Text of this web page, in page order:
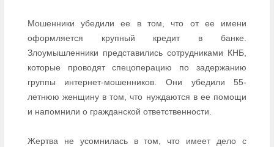
Мошенники убедили ее в том, что от ее имени
оформляется крупный кредит в банке.
Злоумышленники представились сотрудниками КНБ,
которые проводят спецоперацию по задержанию
группы интернет-мошенников. Они убедили 55-
летнюю женщину в том, что нуждаются в ее помощи
и напомнили о гражданской ответственности.
Жертва не усомнилась в том, что имеет дело с